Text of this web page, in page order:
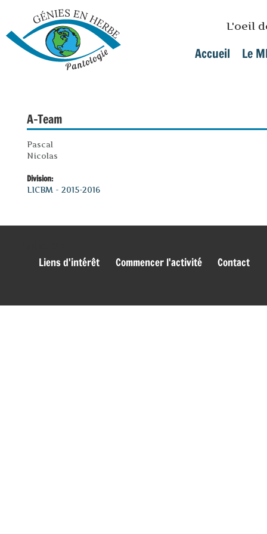
L'oeil
Main menu
Accueil Le
A-Team
Pascal
Nicolas
Division:
LICBM - 2015-2016
Liens d'intérêt Commencer l'activité Contact